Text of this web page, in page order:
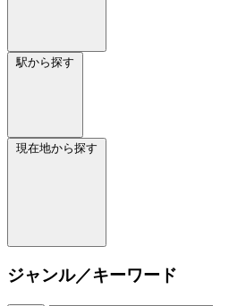
駅から探す
現在地から探す
ジャンル／キーワード